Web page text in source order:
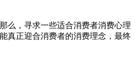
么，寻求一些适合消费者消费心理
真正迎合消费者的消费理念，最终